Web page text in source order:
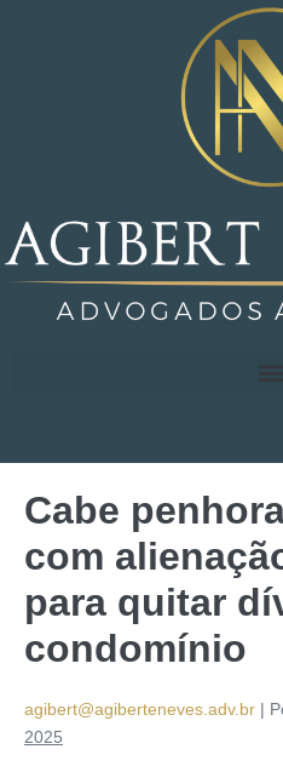
Cabe
com
para quitar
condomínio
agibert@agiberteneves.adv.br |
2025